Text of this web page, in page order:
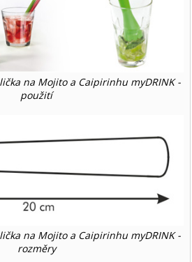
na Mojito a Caipirinhu myDRINK -
použití
na Mojito a Caipirinhu myDRINK -
rozměry